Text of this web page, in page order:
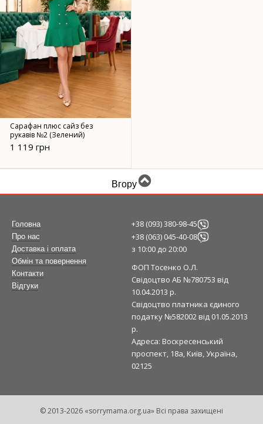
Сарафан плюс сайз без
рукавів №2 (Зелений)
1 119 грн
Вгору
Головна
Про нас
Доставка і оплата
Обмін та повернення
Контакти
Відгуки
+38 (093) 380-98-45
+38 (063) 045-40-08
з 10:00 до 20:00
ФОП Тосенко О.Л.
Свідоцтво АБ №780753 від
10.04.2013 р.
Свідоцтво платника єдиного
податку №582002 від 01.05.2013
р.
Адреса: Воскресенський
проспект, 18а, Київ, Україна,
02125
© 2013-2026 «sorrymama.org.ua» Всі права захищені